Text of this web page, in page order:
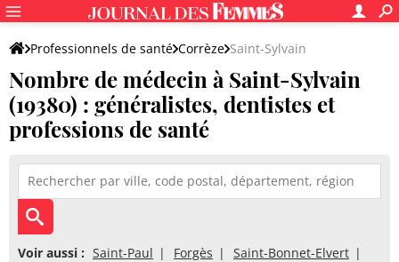
Professionnels de santé Corrèze Saint-Sylvain
Nombre de médecin à Saint-Sylvain
(19380) : généralistes, dentistes et
professions de santé
Voir aussi : Saint-Paul Forgès
Saint-Bonnet-Elvert